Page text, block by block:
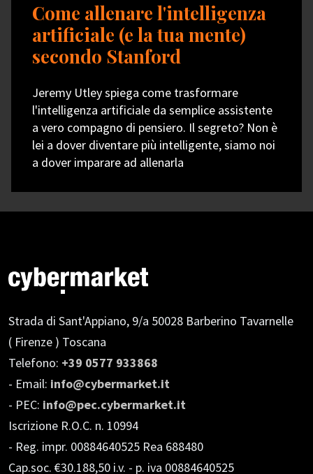
Come allenare l'intelligenza
artificiale (e la tua mente)
secondo Stanford
Jeremy Utley spiega come trasformare
l'intelligenza artificiale da semplice assistente
a vero compagno di pensiero. Il segreto? Non è
lei a dover diventare più intelligente, siamo noi
a dover imparare ad allenarla
Strada di Sant'Appiano, 9/a 50028 Barberino Tavarnelle
( Firenze ) Toscana
Telefono: +39 0577 933868
- Email: info@cybermarket.it
- PEC: info@pec.cybermarket.it
Iscrizione R.O.C. n. 10994
- Reg. impr. 00884640525 Rea 688480
Cap.soc. €30.188,50 i.v. - p. iva 00884640525